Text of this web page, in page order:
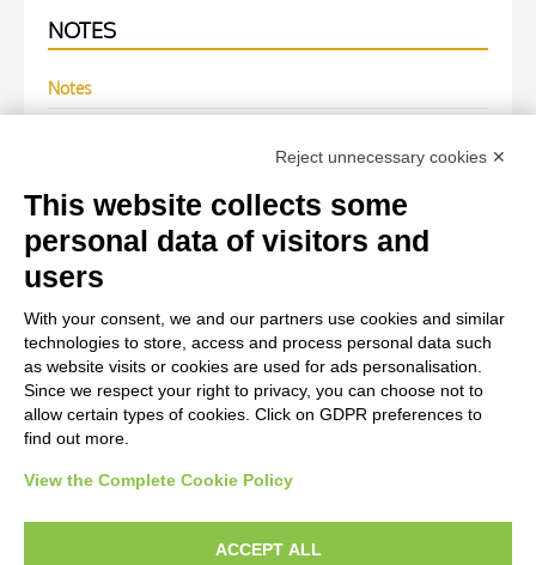
NOTES
Notes
Bibliothèque nationale de France di Parigi
(Volgarizzamento della IV deca di Livio).
Work of art Entry
Anonimo sec. XV, Iniziale T, Iniziale abitata, Due figure
femminili, Motivi decorativi fitomorfi
diritto d’autore, legge 22 aprile 1941 n. 633. I diritti degli autori, degli artisti e
Reject unnecessary cookies ✕
This website collects some
personal data of visitors and
users
With your consent, we and our partners use cookies and similar
technologies to store, access and process personal data such
as website visits or cookies are used for ads personalisation.
Since we respect your right to privacy, you can choose not to
allow certain types of cookies. Click on GDPR preferences to
find out more.
View the Complete Cookie Policy
ACCEPT ALL